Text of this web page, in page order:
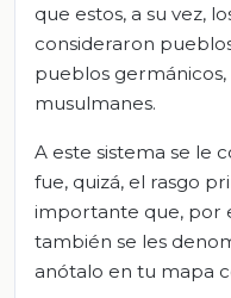
que estos, a su vez,
consideraron pueblos
pueblos germánicos,
musulmanes.
A este sistema se le
fue, quizá, el rasgo
importante que, por
también se les
anótalo en tu mapa